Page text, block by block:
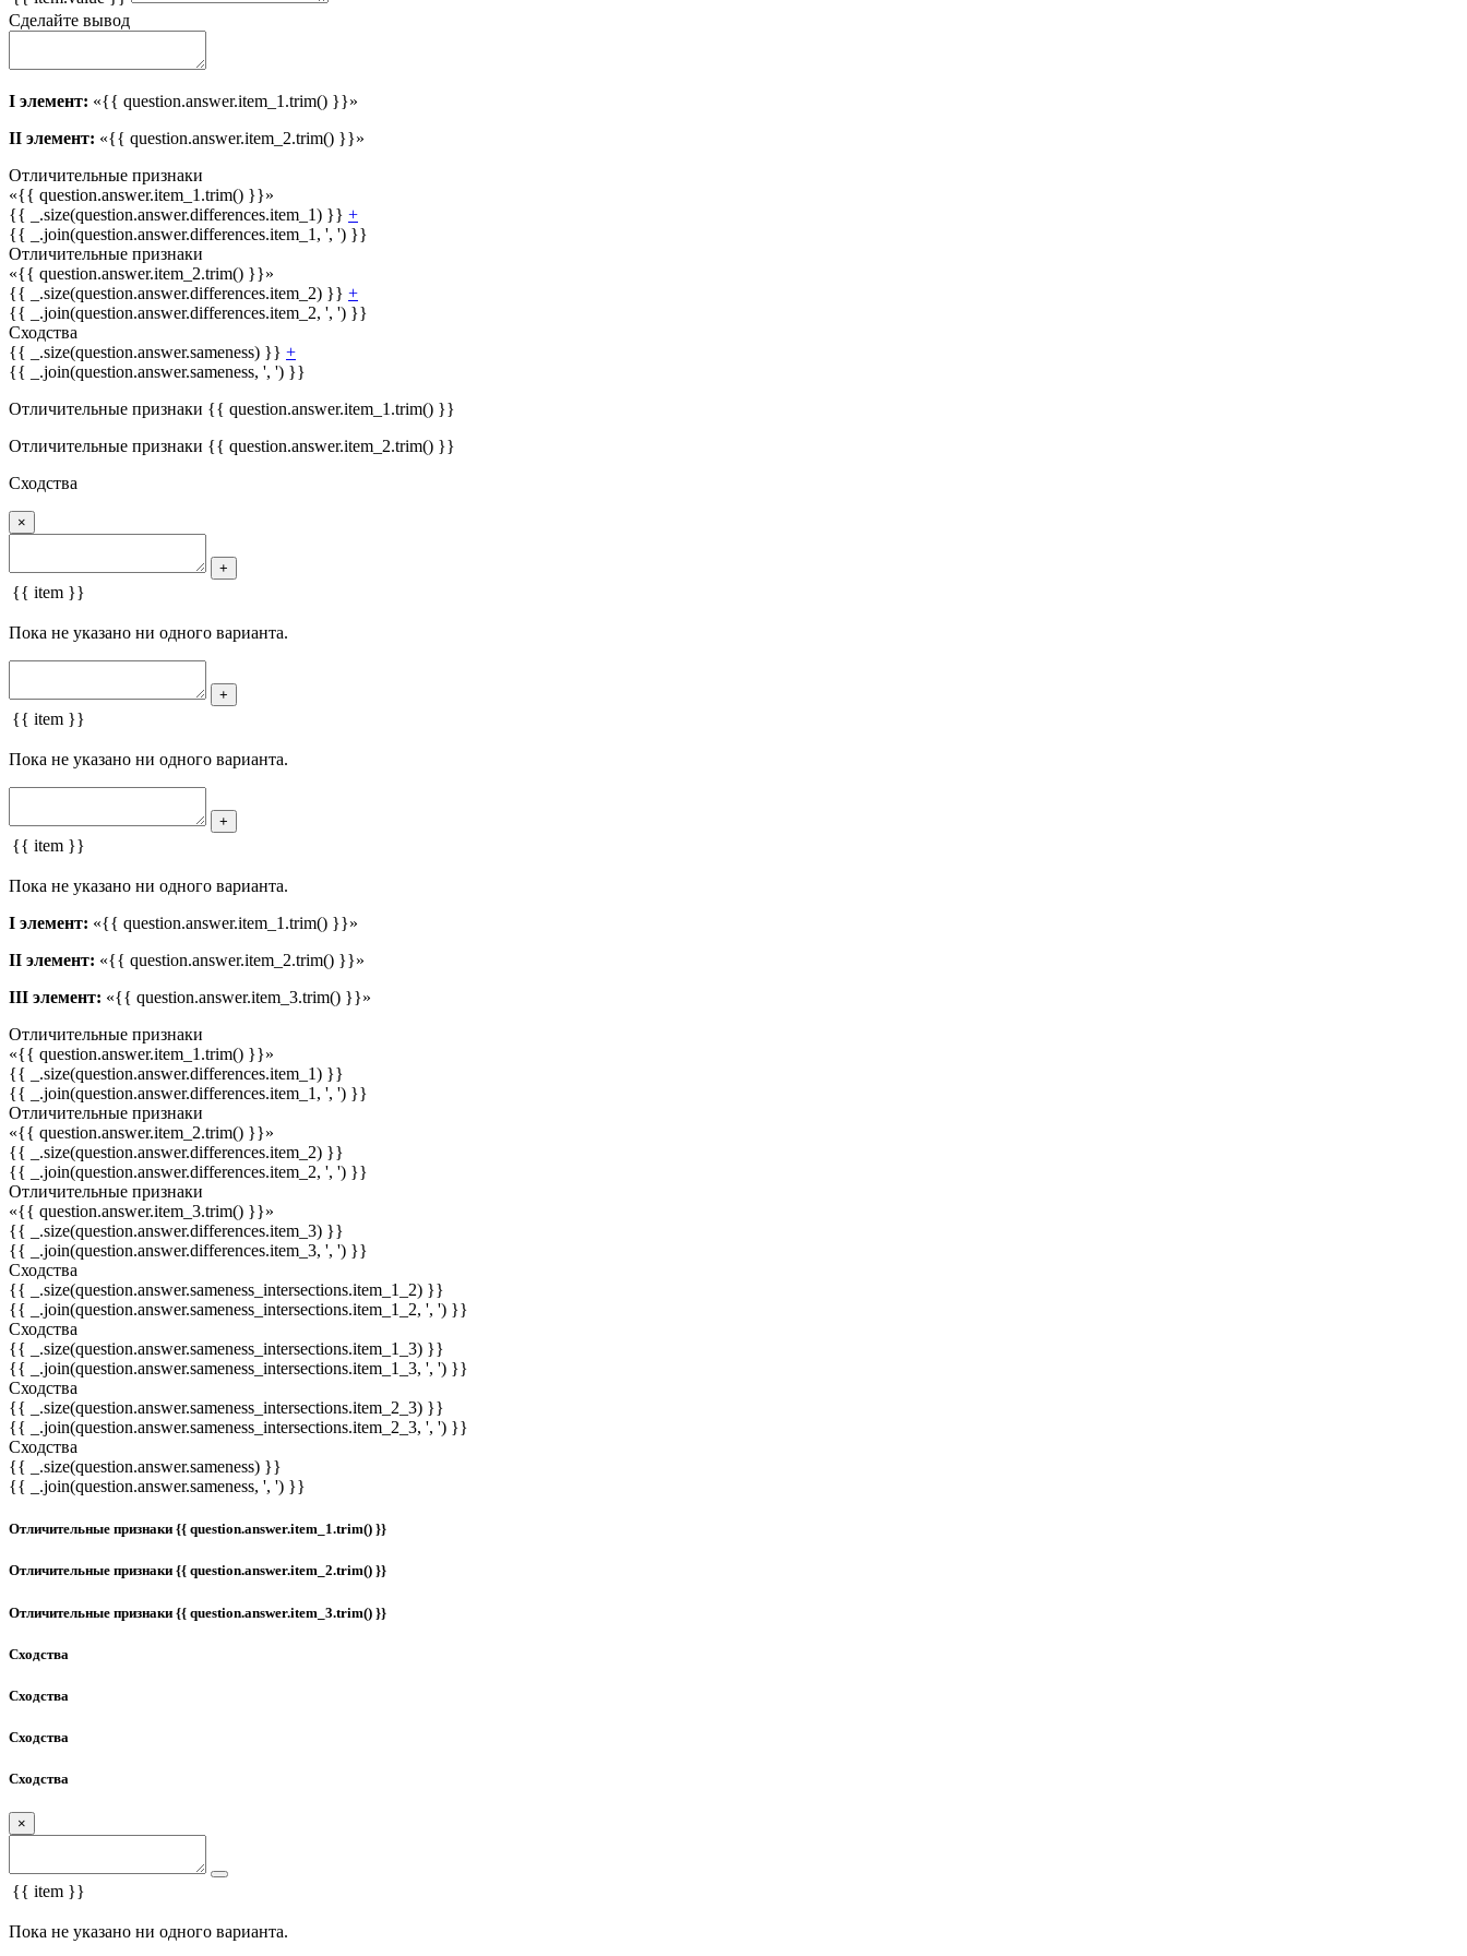
Сделайте вывод
I элемент: «{{ question.answer.item_1.trim() }}»
II элемент: «{{ question.answer.item_2.trim() }}»
Отличительные признаки
«{{ question.answer.item_1.trim() }}»
{{ _.size(question.answer.differences.item_1) }} +
{{ _.join(question.answer.differences.item_1, ', ') }}
Отличительные признаки
«{{ question.answer.item_2.trim() }}»
{{ _.size(question.answer.differences.item_2) }} +
{{ _.join(question.answer.differences.item_2, ', ') }}
Сходства
{{ _.size(question.answer.sameness) }} +
{{ _.join(question.answer.sameness, ', ') }}
Отличительные признаки {{ question.answer.item_1.trim() }}
Отличительные признаки {{ question.answer.item_2.trim() }}
Сходства
×
+
{{ item }}
Пока не указано ни одного варианта.
+
{{ item }}
Пока не указано ни одного варианта.
+
{{ item }}
Пока не указано ни одного варианта.
I элемент: «{{ question.answer.item_1.trim() }}»
II элемент: «{{ question.answer.item_2.trim() }}»
III элемент: «{{ question.answer.item_3.trim() }}»
Отличительные признаки
«{{ question.answer.item_1.trim() }}»
{{ _.size(question.answer.differences.item_1) }}
{{ _.join(question.answer.differences.item_1, ', ') }}
Отличительные признаки
«{{ question.answer.item_2.trim() }}»
{{ _.size(question.answer.differences.item_2) }}
{{ _.join(question.answer.differences.item_2, ', ') }}
Отличительные признаки
«{{ question.answer.item_3.trim() }}»
{{ _.size(question.answer.differences.item_3) }}
{{ _.join(question.answer.differences.item_3, ', ') }}
Сходства
{{ _.size(question.answer.sameness_intersections.item_1_2) }}
{{ _.join(question.answer.sameness_intersections.item_1_2, ', ') }}
Сходства
{{ _.size(question.answer.sameness_intersections.item_1_3) }}
{{ _.join(question.answer.sameness_intersections.item_1_3, ', ') }}
Сходства
{{ _.size(question.answer.sameness_intersections.item_2_3) }}
{{ _.join(question.answer.sameness_intersections.item_2_3, ', ') }}
Сходства
{{ _.size(question.answer.sameness) }}
{{ _.join(question.answer.sameness, ', ') }}
Отличительные признаки {{ question.answer.item_1.trim() }}
Отличительные признаки {{ question.answer.item_2.trim() }}
Отличительные признаки {{ question.answer.item_3.trim() }}
Сходства
Сходства
Сходства
Сходства
×
{{ item }}
Пока не указано ни одного варианта.